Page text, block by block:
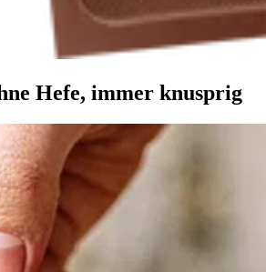
Hefe, immer knusprig